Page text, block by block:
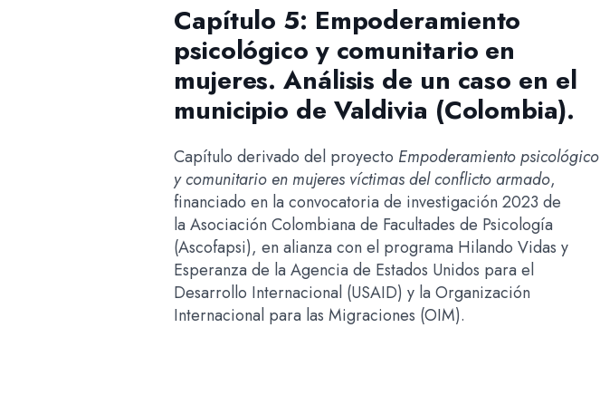
Capítulo 5: Empoderamiento
psicológico y comunitario en
mujeres. Análisis de un caso en el
municipio de Valdivia (Colombia).
Capítulo derivado del proyecto Empoderamiento psicológico
y comunitario en mujeres víctimas del conflicto armado,
financiado en la convocatoria de investigación 2023 de
la Asociación Colombiana de Facultades de Psicología
(Ascofapsi), en alianza con el programa Hilando Vidas y
Esperanza de la Agencia de Estados Unidos para el
Desarrollo Internacional (USAID) y la Organización
Internacional para las Migraciones (OIM).